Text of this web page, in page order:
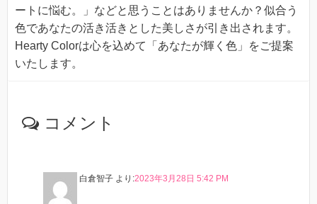
ートに悩む。」などと思うことはありませんか？似合う
色であなたの活き活きとした美しさが引き出されます。
Hearty Colorは心を込めて「あなたが輝く色」をご提案
いたします。
コメント
白倉智子 より:2023年3月28日 5:42 PM